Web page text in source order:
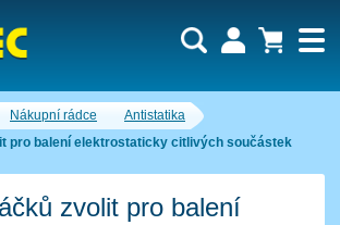
Nákupní rádce
Antistatika
pro balení elektrostaticky citlivých součástek
zvolit pro balení
Nákupní košík je momentálně prázdný.
Obsah košíku
Počet produktů:0
Cena celkem:0,00 CZK
Uživatel:
Heslo:
Zapomenuté heslo Nová registrace